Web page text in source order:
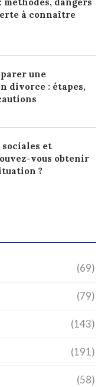
dangers
à connaître
une
divorce : étapes,
sociales et
vous obtenir
?
(69)
(79)
(143)
(191)
(58)